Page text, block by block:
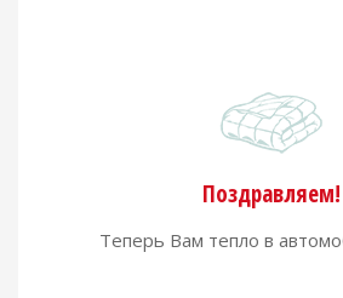
Поздравляем!
Теперь Вам тепло в